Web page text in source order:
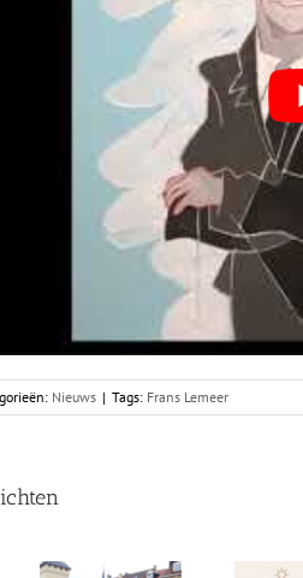
Nieuws | Tags: Frans Lemeer